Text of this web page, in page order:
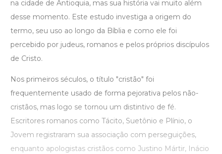
na cidade de Antioquia, mas sua história vai muito além
desse momento. Este estudo investiga a origem do
termo, seu uso ao longo da Bíblia e como ele foi
percebido por judeus, romanos e pelos próprios discípulos
de Cristo.
Nos primeiros séculos, o título "cristão" foi
frequentemente usado de forma pejorativa pelos não-
cristãos, mas logo se tornou um distintivo de fé.
Escritores romanos como Tácito, Suetônio e Plínio, o
Jovem registraram sua associação com perseguições,
enquanto apologistas cristãos como Justino Mártir, Inácio